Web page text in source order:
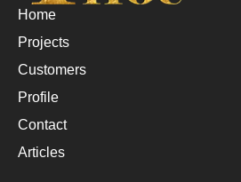
Home
Projects
Customers
Profile
Contact
Articles